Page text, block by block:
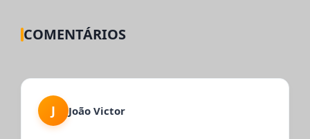
COMENTÁRIOS
J João Victor